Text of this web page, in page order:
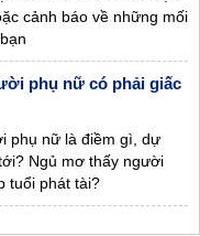
cảnh báo về những mối
phụ nữ có phải giấc
phụ nữ là điềm gì, dự
Ngủ mơ thấy người
tuổi phát tài?